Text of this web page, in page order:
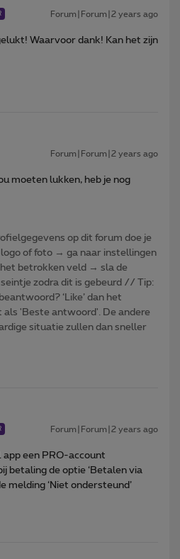
Forum|Forum|2 years ago
Waarvoor dank! Kan het zijn
Forum|Forum|2 years ago
moeten lukken, heb je nog
op dit forum doe je
of foto → ga naar instellingen
betrokken veld → sla de
zodra dit is gebeurd // Tip:
‘Like’ dan het
'Beste antwoord'. De andere
situatie zullen dan sneller
Forum|Forum|2 years ago
app een PRO-account
betaling de optie ‘Betalen via
melding ‘Niet ondersteund’